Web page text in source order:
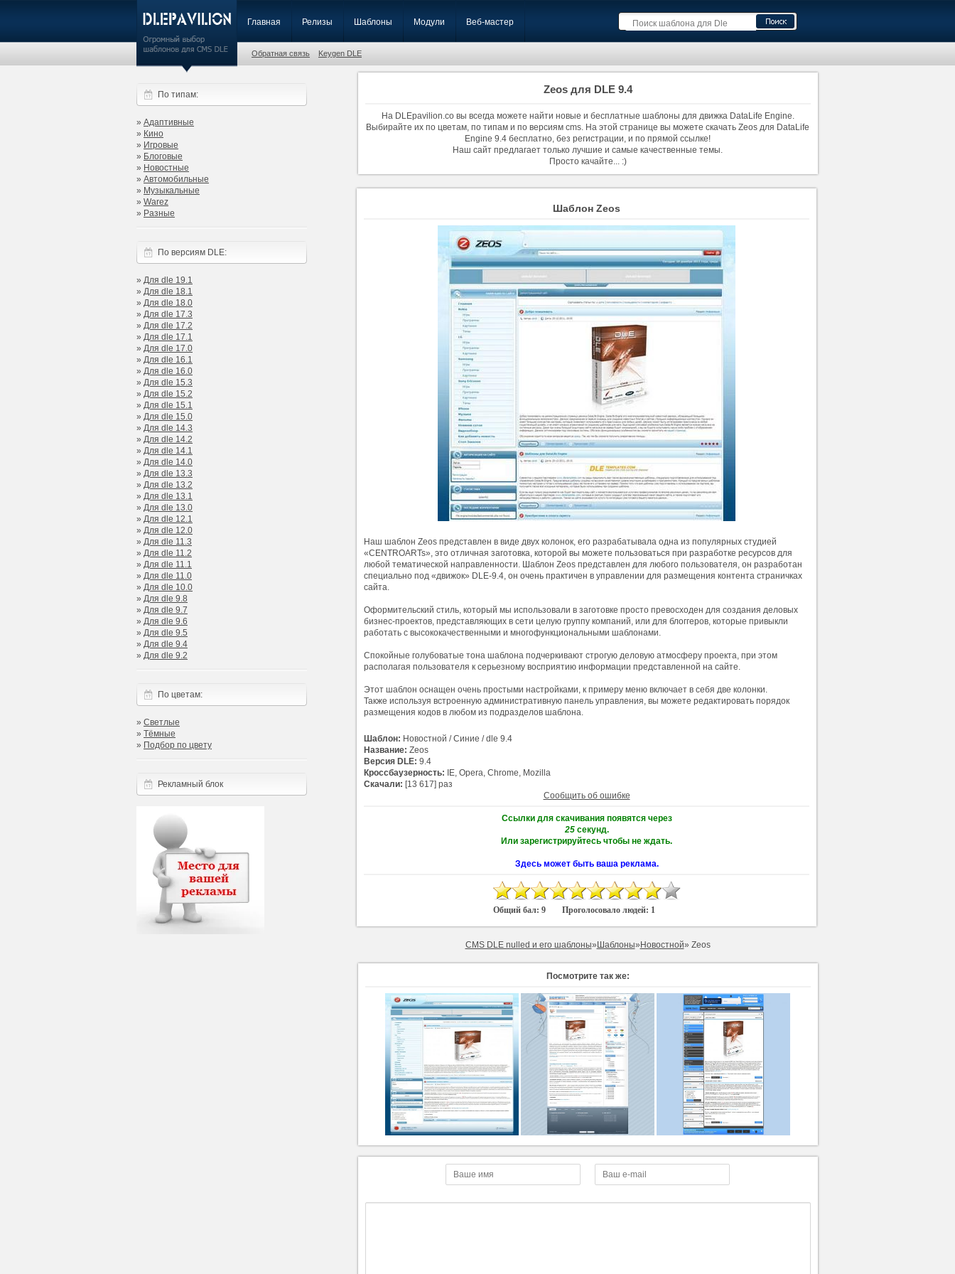
Главная Релизы Шаблоны Модули Веб-мастер
Обратная связь Keygen DLE
По типам:
» Адаптивные
» Кино
» Игровые
» Блоговые
» Новостные
» Автомобильные
» Музыкальные
» Warez
» Разные
По версиям DLE:
» Для dle 19.1
» Для dle 18.1
» Для dle 18.0
» Для dle 17.3
» Для dle 17.2
» Для dle 17.1
» Для dle 17.0
» Для dle 16.1
» Для dle 16.0
» Для dle 15.3
» Для dle 15.2
» Для dle 15.1
» Для dle 15.0
» Для dle 14.3
» Для dle 14.2
» Для dle 14.1
» Для dle 14.0
» Для dle 13.3
» Для dle 13.2
» Для dle 13.1
» Для dle 13.0
» Для dle 12.1
» Для dle 12.0
» Для dle 11.3
» Для dle 11.2
» Для dle 11.1
» Для dle 11.0
» Для dle 10.0
» Для dle 9.8
» Для dle 9.7
» Для dle 9.6
» Для dle 9.5
» Для dle 9.4
» Для dle 9.2
По цветам:
» Светлые
» Тёмные
» Подбор по цвету
Рекламный блок
Zeos для DLE 9.4
На DLEpavilion.co вы всегда можете найти новые и бесплатные шаблоны для движка DataLife Engine.
Выбирайте их по цветам, по типам и по версиям cms. На этой странице вы можете скачать Zeos для DataLife
Engine 9.4 бесплатно, без регистрации, и по прямой ссылке!
Наш сайт предлагает только лучшие и самые качественные темы.
Просто качайте... :)
Шаблон Zeos
Наш шаблон Zeos представлен в виде двух колонок, его разрабатывала одна из популярных студией
«CENTROARTs», это отличная заготовка, которой вы можете пользоваться при разработке ресурсов для
любой тематической направленности. Шаблон Zeos представлен для любого пользователя, он разработан
специально под «движок» DLE-9.4, он очень практичен в управлении для размещения контента страничках
сайта.
Оформительский стиль, который мы использовали в заготовке просто превосходен для создания деловых
бизнес-проектов, представляющих в сети целую группу компаний, или для блоггеров, которые привыкли
работать с высококачественными и многофункциональными шаблонами.
Спокойные голубоватые тона шаблона подчеркивают строгую деловую атмосферу проекта, при этом
располагая пользователя к серьезному восприятию информации представленной на сайте.
Этот шаблон оснащен очень простыми настройками, к примеру меню включает в себя две колонки.
Также используя встроенную административную панель управления, вы можете редактировать порядок
размещения кодов в любом из подразделов шаблона.
Шаблон: Новостной / Синие / dle 9.4
Название: Zeos
Версия DLE: 9.4
Кроссбаузерность: IE, Opera, Chrome, Mozilla
Скачали: [13 617] раз
Сообщить об ошибке
Ссылки для скачивания появятся через
24секунд.
Или зарегистрируйтесь чтобы не ждать.
Здесь может быть ваша реклама.
Общий бал: 9 Проголосовало людей: 1
CMS DLE nulled и его шаблоны»Шаблоны»Новостной» Zeos
Посмотрите так же: